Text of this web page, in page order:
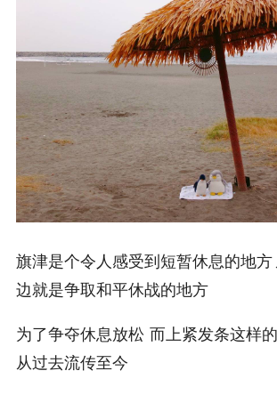
旗津是个令人感受到短暂休息的地方
边就是争取和平休战的地方
为了争夺休息放松 而上紧发条这样
从过去流传至今